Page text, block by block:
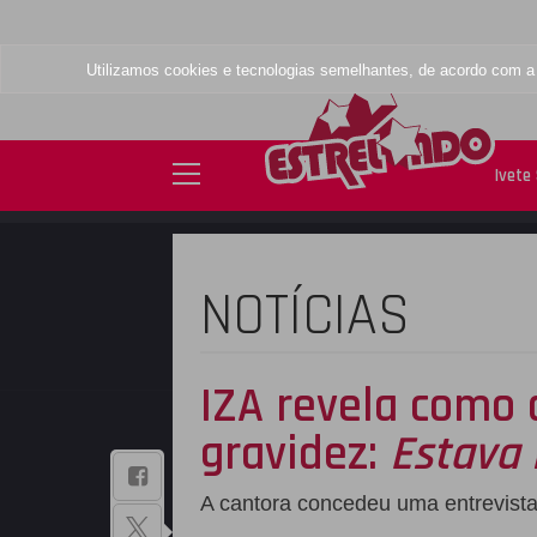
Utilizamos cookies e tecnologias semelhantes, de acordo com
Ivete
NOTÍCIAS
IZA revela
gravidez:
A cantora concedeu uma
BAIXE NOSSO